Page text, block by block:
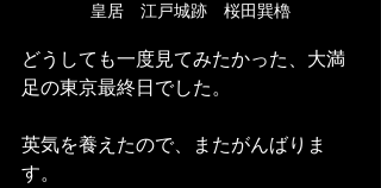
皇居　江戸城跡　桜田巽櫓
どうしても一度見てみたかった、大満
足の東京最終日でした。
英気を養えたので、またがんばりま
す。